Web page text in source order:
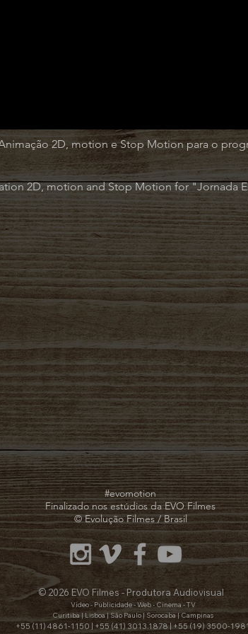
2D, motion e Stop Motion para o
2D, motion and Stop Motion for "Jornada
#evomotion
Finalizado nos estúdios da EVO Filmes
© Evolução Filmes / Brasil
© 2026 EVO Filmes - Produtora Audiovisual
Vídeo - Publicidade - Web - Cinema - TV
Curitiba | Lisboa | São Paulo | Sorocaba | Campinas
+55 (11) 4861-1150 | +55 (41) 3013.1878 | +55 (19) 3500-1981